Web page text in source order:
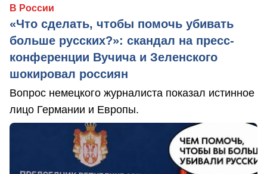
В России
«Что сделать, чтобы помочь убивать
больше русских?»: скандал на пресс-
конференции Вучича и Зеленского
шокировал россиян
Вопрос немецкого журналиста показал истинное
лицо Германии и Европы.